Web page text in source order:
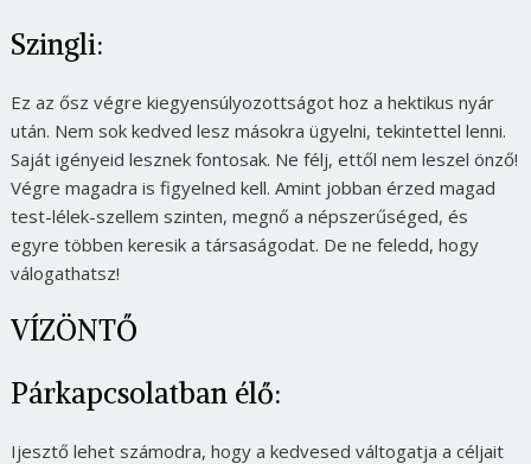
Szingli:
Ez az ősz végre kiegyensúlyozottságot hoz a hektikus nyár
után. Nem sok kedved lesz másokra ügyelni, tekintettel lenni.
Saját igényeid lesznek fontosak. Ne félj, ettől nem leszel önző!
Végre magadra is figyelned kell. Amint jobban érzed magad
test-lélek-szellem szinten, megnő a népszerűséged, és
egyre többen keresik a társaságodat. De ne feledd, hogy
válogathatsz!
VÍZÖNTŐ
Párkapcsolatban élő:
Ijesztő lehet számodra, hogy a kedvesed váltogatja a céljait